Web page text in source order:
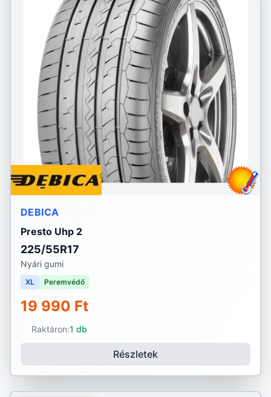
DEBICA
Presto Uhp 2
225/55R17
Nyári gumi
XL Peremvédő
19 990 Ft
Raktáron:1 db
Részletek